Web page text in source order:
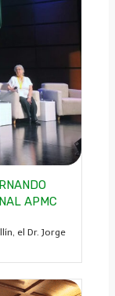
APMC
el Dr. Jorge